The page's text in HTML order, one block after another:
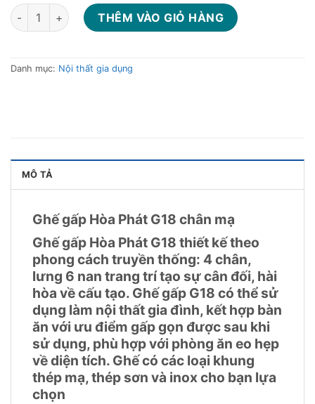
Ghế gấp Hòa Phát G18 chân mạ số lượng
THÊM VÀO GIỎ HÀNG
Danh mục: Nội thất gia dụng
MÔ TẢ
Ghế gấp Hòa Phát G18 chân mạ
Ghế gấp Hòa Phát G18 thiết kế theo
phong cách truyền thống: 4 chân,
lưng 6 nan trang trí tạo sự cân đối, hài
hòa về cấu tạo. Ghế gấp G18 có thể sử
dụng làm nội thất gia đình, kết hợp bàn
ăn với ưu điểm gấp gọn được sau khi
sử dụng, phù hợp với phòng ăn eo hẹp
về diện tích. Ghế có các loại khung
thép mạ, thép sơn và inox cho bạn lựa
chọn